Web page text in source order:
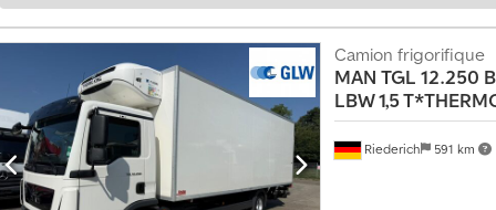
de toit : mécanique, radio, régulateur de vitesse, système antiblocage des
à blocage, suspension à ressorts à lames, utilisation en
pneumatique, chauffage des sièges avant, lève-vitres électriques,
chauffants, rétroviseurs à réglage électrique, grue, premier propriétaire,
diesel, TVA incluse. Chodpfx Ajzrhvnobloa
Riederich 591 km
Camion frigorifique
MAN TGL 12.250
LBW 1,5